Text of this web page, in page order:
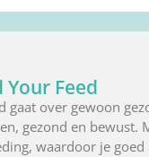
Feed
gaat over gewoon
gezond en bewust.
waardoor je goed